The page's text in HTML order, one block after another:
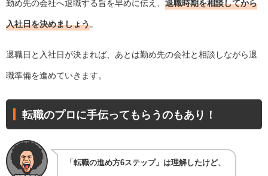
勤め先の会社へ退職する旨を早めに伝え、 退職時期を相談してから
入社日を決めましょう。
退職日と入社日が決まれば、あとは勤め先の会社と相談しながら退
職準備を進めていきます。
転職のプロに手伝ってもらうのもあり！
「転職の進め方6ステップ」は理解したけど、